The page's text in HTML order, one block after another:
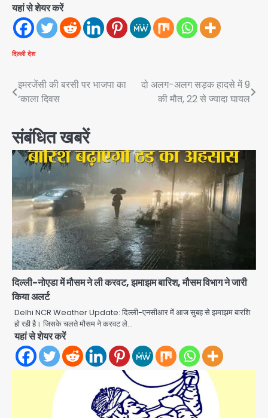
यहां से शेयर करें
दिल्ली देश
Post
navigation
इमरजेंसी की बरसी पर भाजपा का
‘काला दिवस
दो अलग-अलग सड़क हादसे में 9
की मौत, 22 से ज्यादा घायल
संबंधित खबरें
दिल्ली-नोएडा में मौसम ने ली करवट, झमाझम बारिश, मौसम विभाग ने जारी
किया अलर्ट
Delhi NCR Weather Update: दिल्ली-एनसीआर में आज सुबह से झमाझम बारशि
हो रही है। जिसके चलते मौसम ने करवट ले…
यहां से शेयर करें
शेयर बाजार में निवेश के नाम पर 4.75 लाख की
ठगी, आरोपी ओडिशा से गिरफ्तार
Team JHJ
34 मुकदमों में शामिल वाहन चोर गिरफ्तार, पांच
चोरी के दोपहिया बरामद